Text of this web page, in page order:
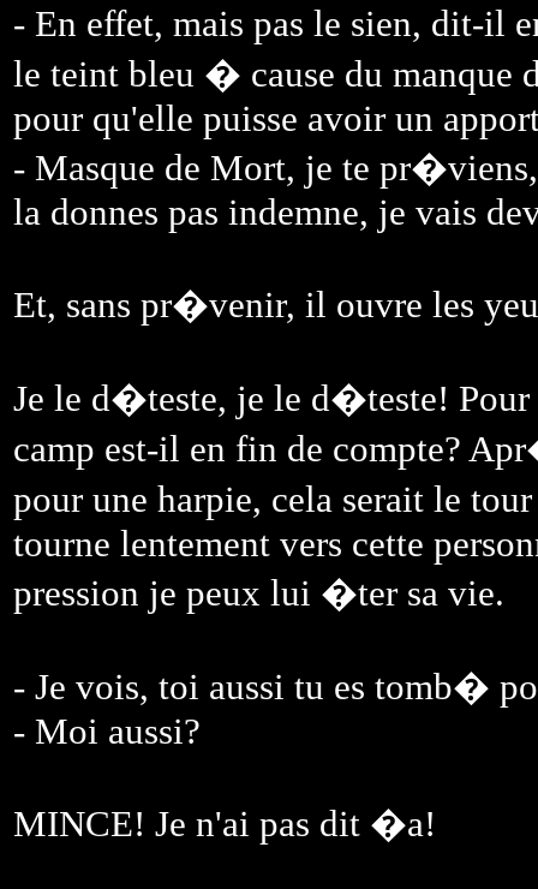
- En effet, mais pas le sien, dit-il
le teint bleu � cause du manque
pour qu'elle puisse avoir un
- Masque de Mort, je te
la donnes pas indemne, je vais
Et, sans pr�venir, il ouvre les
Je le d�teste, je le d�teste!
camp est-il en fin de compte?
pour une harpie, cela serait le
tourne lentement vers cette
pression je peux lui �ter sa vie.
- Je vois, toi aussi tu es tomb�
- Moi aussi?
MINCE! Je n'ai pas dit �a!